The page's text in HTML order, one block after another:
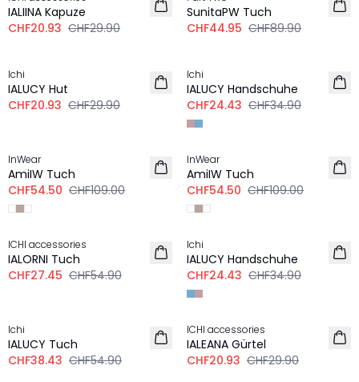
IALIINA Kapuze
CHF20.93 CHF29.90
SunitaPW Tuch
CHF44.95 CHF89.90
Ichi
IALUCY Hut
CHF20.93 CHF29.90
Ichi
IALUCY Handschuhe
CHF24.43 CHF34.90
InWear
AmiIW Tuch
CHF54.50 CHF109.00
-50%
InWear
AmiIW Tuch
CHF54.50 CHF109.00
-50%
ICHI accessories
IALORNI Tuch
CHF27.45 CHF54.90
-30%
Ichi
IALUCY Handschuhe
CHF24.43 CHF34.90
Ichi
IALUCY Tuch
CHF38.43 CHF54.90
-30%
ICHI accessories
IALEANA Gürtel
CHF20.93 CHF29.90